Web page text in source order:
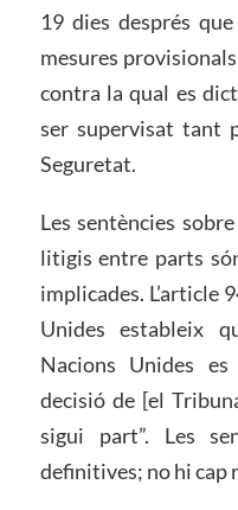
19 dies després
mesures
contra la qual es
ser supervisat tant
Seguretat.
Les sentències
litigis entre parts
implicades. L’article
Unides estableix
Nacions Unides
decisió de [el
sigui part”. Les
definitives; no hi cap